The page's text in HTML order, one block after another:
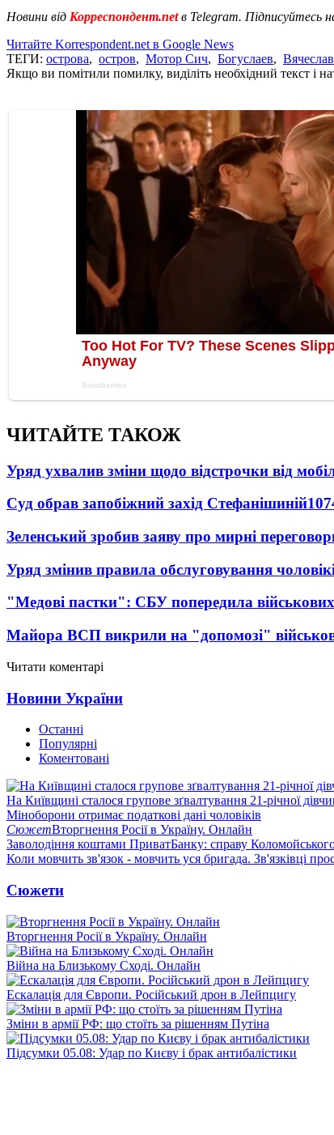
Новини від Корреспондент.netв Telegram. Підписуйтесь
Читайте Korrespondent.net в Google News
ТЕГИ: острова, остров, Мотор Сич, Богуслаев,
Якщо ви помітили помилку, виділіть необхідний текст і
ЧИТАЙТЕ ТАКОЖ
Уряд ухвалив зміни щодо відстрочки від
Суд обрав запобіжний захід Стефанішиній
Зеленський зробив заяву про мирні
Уряд змінив правила обслуговування
"Медові пастки": СБУ попередила військових
Майора ВСП викрили на "допомозі"
Читати коментарі
Новини України
Останні
Популярні
Коментовані
На Київщині сталося групове зґвалтування 21-річної
Міноборони отримає податкові дані чоловіків
СюжетВторгнення Росії в Україну. Онлайн
Заволодіння коштами ПриватБанку: справу
Коли мовчить зв'язок - мовчить уся бригада. Зв'язківці
Сюжети
Вторгнення Росії в Україну. Онлайн
Війна на Близькому Сході. Онлайн
Ескалація для Європи. Російський дрон в Лейпцигу
Зміни в армії РФ: що стоїть за рішенням Путіна
Підсумки 05.08: Удар по Києву і брак антибалістики